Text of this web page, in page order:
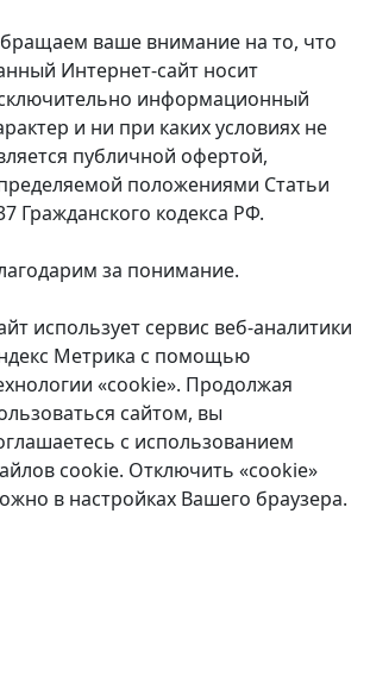
[12]
[79]
[4]
[1]
[5]
[1]
[13]
[50]
[4]
[144]
[131]
[2]
ваше внимание на то, что
Интернет-сайт носит
информационный
и ни при каких условиях не
публичной офертой,
положениями Статьи
Гражданского кодекса РФ.
за понимание.
использует сервис веб-аналитики
Метрика с помощью
«cookie». Продолжая
сайтом, вы
с использованием
cookie. Отключить «cookie»
в настройках Вашего браузера.